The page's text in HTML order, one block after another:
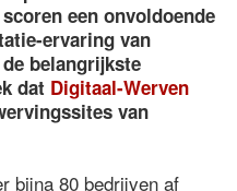
een onvoldoende
ervaring van
belangrijkste
dat Digitaal-Werven
van
bijna 80 bedrijven af